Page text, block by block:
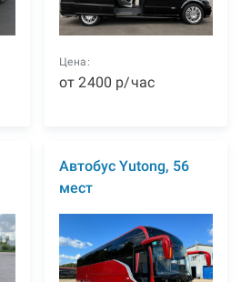
Цена:
от2400 р/час
Автобус Yutong, 56
мест